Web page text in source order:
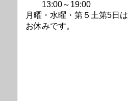
13:00～19:00
月曜・水曜・第 ５土第5日は
お休みです。